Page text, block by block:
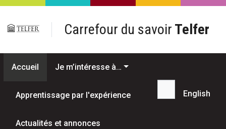
Passer au contenu principal
Carrefour du savoir Telfer
Accueil Je m’intéresse à…
Apprentissage par l'expérience
Actualités et annonces
Recherche...
English